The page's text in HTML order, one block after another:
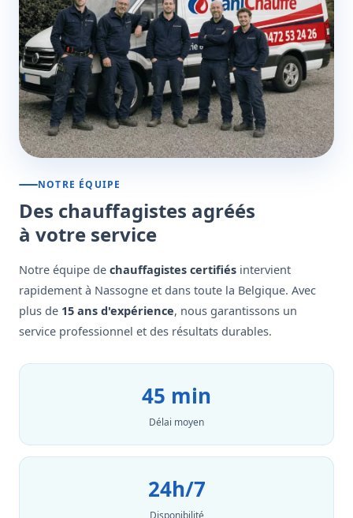
NOTRE ÉQUIPE
Des chauffagistes agréés
à votre service
Notre équipe de chauffagistes certifiés intervient
rapidement à Nassogne et dans toute la Belgique. Avec
plus de 15 ans d'expérience, nous garantissons un
service professionnel et des résultats durables.
45 min
Délai moyen
24h/7
Disponibilité